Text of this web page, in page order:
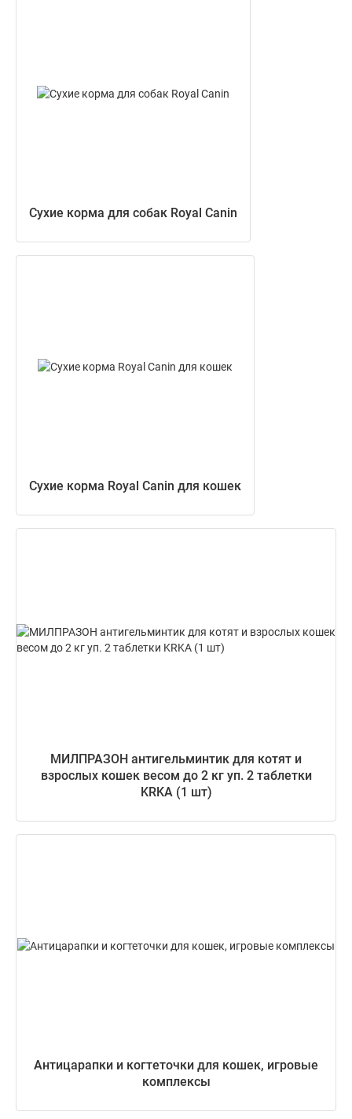
Сухие корма для собак Royal Canin
Сухие корма Royal Canin для кошек
МИЛПРАЗОН антигельминтик для котят и
взрослых кошек весом до 2 кг уп. 2 таблетки
KRKA (1 шт)
Антицарапки и когтеточки для кошек, игровые
комплексы